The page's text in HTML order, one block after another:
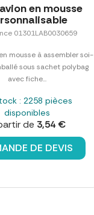
en mousse
01301LAB0030659
mousse à assembler soi-
sous sachet polybag
avec fiche...
: 2258 pièces
disponibles
de 3,54 €
DE DEVIS